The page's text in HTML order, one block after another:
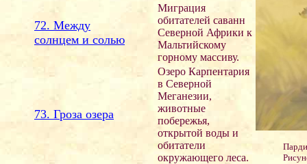
72. Между
солнцем и солью
Миграция
обитателей саванн
Северной Африки к
Мальтийскому
горному массиву.
73. Гроза озера
Озеро Карпентария
в Северной
Меганезии,
животные
побережья,
открытой воды и
обитатели
окружающего леса.